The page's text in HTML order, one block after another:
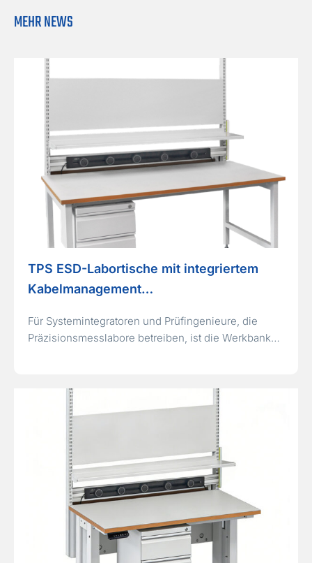
MEHR NEWS
TPS ESD-Labortische mit integriertem
Kabelmanagement…
Für Systemintegratoren und Prüfingenieure, die
Präzisionsmesslabore betreiben, ist die Werkbank…